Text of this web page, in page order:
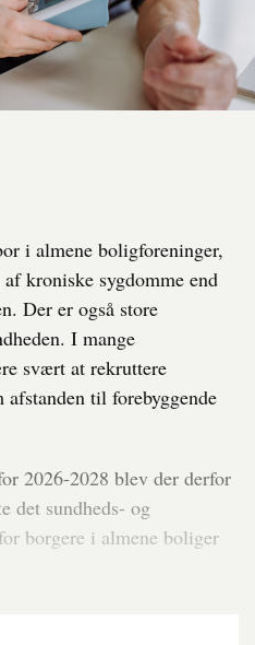
i almene boligforeninger,
kroniske sygdomme end
Der er også store
I mange
svært at rekruttere
afstanden til forebyggende
2026-2028 blev der derfor
det sundheds- og
borgere i almene boliger